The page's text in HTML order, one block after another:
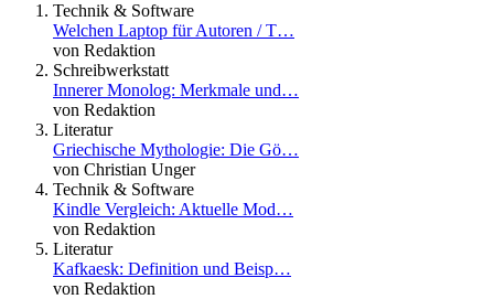
Technik & Software
Welchen Laptop für Autoren / T…
von Redaktion
Schreibwerkstatt
Innerer Monolog: Merkmale und…
von Redaktion
Literatur
Griechische Mythologie: Die Gö…
von Christian Unger
Technik & Software
Kindle Vergleich: Aktuelle Mod…
von Redaktion
Literatur
Kafkaesk: Definition und Beisp…
von Redaktion